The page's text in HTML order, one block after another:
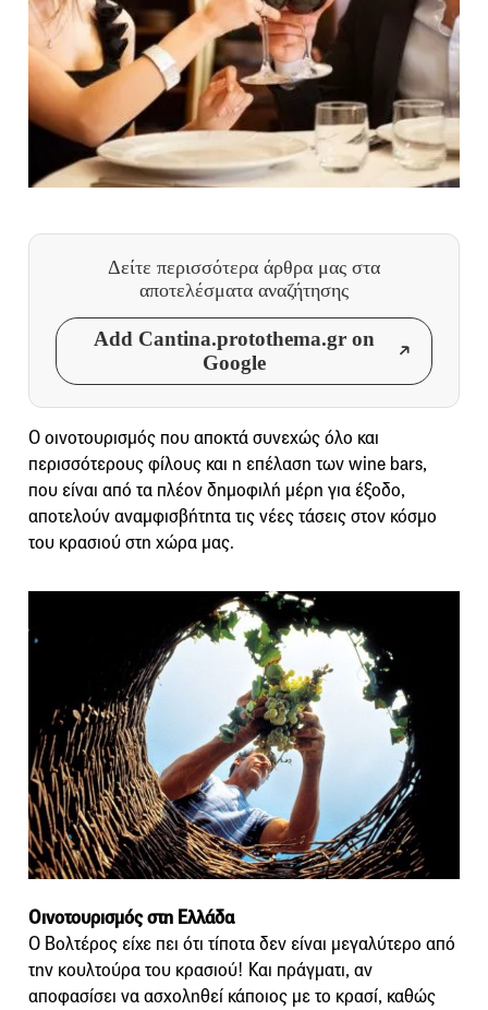
Δείτε περισσότερα άρθρα μας στα
αποτελέσματα αναζήτησης
Add Cantina.protothema.gr on
Google
Ο οινοτουρισμός που αποκτά συνεχώς όλο και
περισσότερους φίλους και η επέλαση των wine bars,
που είναι από τα πλέον δημοφιλή μέρη για έξοδο,
αποτελούν αναμφισβήτητα τις νέες τάσεις στον κόσμο
του κρασιού στη χώρα μας.
Οινοτουρισμός στη Ελλάδα
Ο Βολτέρος είχε πει ότι τίποτα δεν είναι μεγαλύτερο από
την κουλτούρα του κρασιού! Και πράγματι, αν
αποφασίσει να ασχοληθεί κάποιος με το κρασί, καθώς